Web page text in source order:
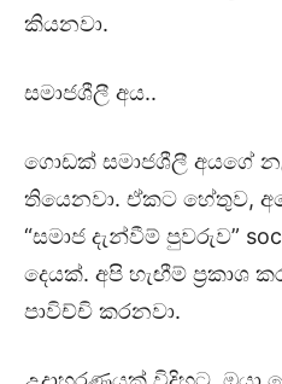
කියනවා.
සමාජශීලී අය..
ගොඩක් සමාජශීලී අයගේ
තියෙනවා. ඒකට හේතුව,
“සමාජ දැන්වීම් පුවරුව”
දෙයක්. අපි හැඟීම්
පාවිච්චි කරනවා.